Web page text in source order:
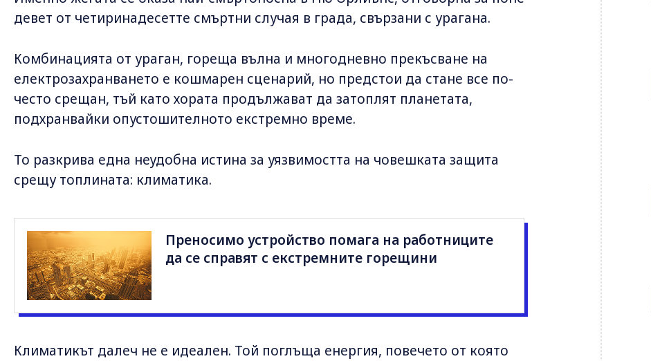
девет от четиринадесетте смъртни случая в града, свързани с урагана.
Комбинацията от ураган, гореща вълна и многодневно прекъсване на
електрозахранването е кошмарен сценарий, но предстои да стане все по-
често срещан, тъй като хората продължават да затоплят планетата,
подхранвайки опустошителното екстремно време.
То разкрива една неудобна истина за уязвимостта на човешката защита
срещу топлината: климатика.
Преносимо устройство помага на работниците
да се справят с екстремните горещини
Климатикът далеч не е идеален. Той поглъща енергия, повечето от която